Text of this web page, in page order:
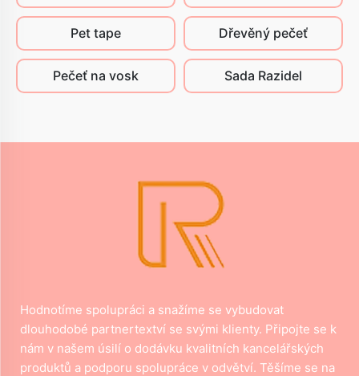
Pet tape Dřevěný pečeť
Pečeť na vosk Sada Razidel
Hodnotíme spolupráci a snažíme se vybudovat
dlouhodobé partnertextví se svými klienty. Připojte se k
nám v našem úsilí o dodávku kvalitních kancelářských
produktů a podporu spolupráce v odvětví. Těšíme se na